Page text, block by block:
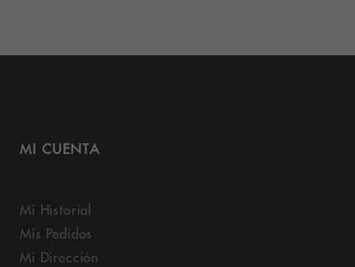
MI CUENTA
Mi Historial
Mis Pedidos
Mi Dirección